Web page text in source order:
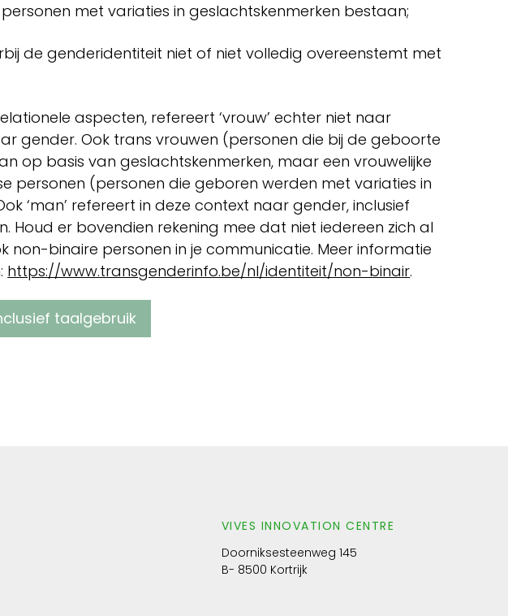
met variaties in geslachtskenmerken bestaan;
de genderidentiteit niet of niet volledig overeenstemt met
aspecten, refereert ‘vrouw’ echter niet naar
gender. Ook trans vrouwen (personen die bij de geboorte
op basis van geslachtskenmerken, maar een vrouwelijke
personen (personen die geboren werden met variaties in
‘man’ refereert in deze context naar gender, inclusief
Houd er bovendien rekening mee dat niet iedereen zich al
non-binaire personen in je communicatie. Meer informatie
https://www.transgenderinfo.be/nl/identiteit/non-binair.
taalgebruik
VIVES INNOVATION CENTRE
Doorniksesteenweg 145
B- 8500 Kortrijk